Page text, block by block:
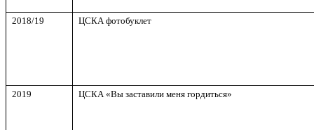
2018/19 ЦСКА фотобуклет
2019 ЦСКА «Вы заставили меня гордиться»